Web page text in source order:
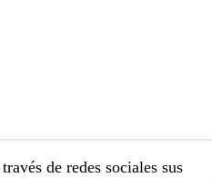
de redes sociales sus